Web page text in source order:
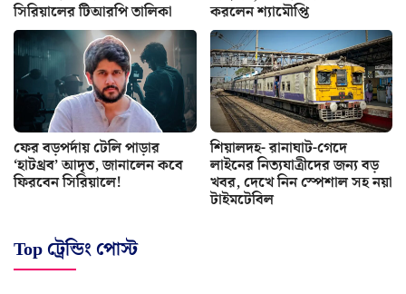
সিরিয়ালের টিআরপি তালিকা করলেন শ্যামৌপ্তি
ফের বড়পর্দায় টেলি পাড়ার
‘হাটথ্রব’ আদৃত, জানালেন কবে
ফিরবেন সিরিয়ালে!
শিয়ালদহ- রানাঘাট-গেদে
লাইনের নিত্যযাত্রীদের জন্য বড়
খবর, দেখে নিন স্পেশাল সহ নয়া
টাইমটেবিল
Top ট্রেন্ডিং পোস্ট